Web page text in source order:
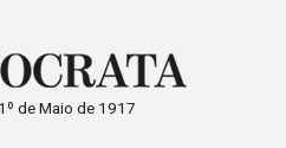
de Maio de 1917